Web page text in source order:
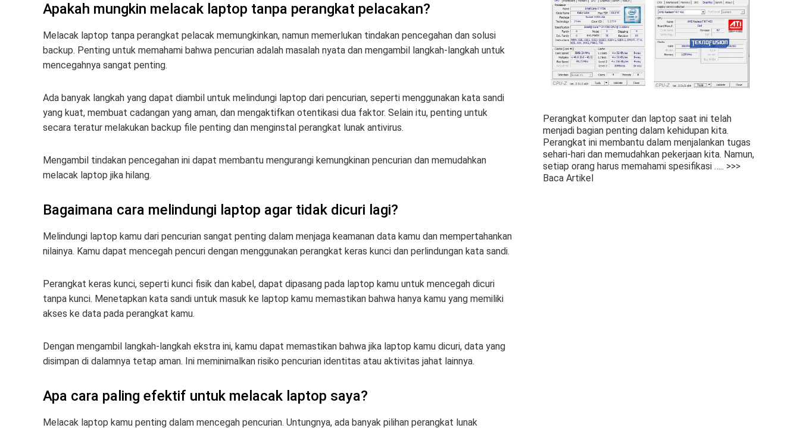
Apakah mungkin melacak laptop tanpa perangkat pelacakan?
Melacak laptop tanpa perangkat pelacak memungkinkan, namun memerlukan tindakan pencegahan dan solusi
backup. Penting untuk memahami bahwa pencurian adalah masalah nyata dan mengambil langkah-langkah untuk
mencegahnya sangat penting.
Ada banyak langkah yang dapat diambil untuk melindungi laptop dari pencurian, seperti menggunakan kata sandi
yang kuat, membuat cadangan yang aman, dan mengaktifkan otentikasi dua faktor. Selain itu, penting untuk
secara teratur melakukan backup file penting dan menginstal perangkat lunak antivirus.
Mengambil tindakan pencegahan ini dapat membantu mengurangi kemungkinan pencurian dan memudahkan
melacak laptop jika hilang.
Bagaimana cara melindungi laptop agar tidak dicuri lagi?
Melindungi laptop kamu dari pencurian sangat penting dalam menjaga keamanan data kamu dan mempertahankan
nilainya. Kamu dapat mencegah pencuri dengan menggunakan perangkat keras kunci dan perlindungan kata sandi.
Perangkat keras kunci, seperti kunci fisik dan kabel, dapat dipasang pada laptop kamu untuk mencegah dicuri
tanpa kunci. Menetapkan kata sandi untuk masuk ke laptop kamu memastikan bahwa hanya kamu yang memiliki
akses ke data pada perangkat kamu.
Dengan mengambil langkah-langkah ekstra ini, kamu dapat memastikan bahwa jika laptop kamu dicuri, data yang
disimpan di dalamnya tetap aman. Ini meminimalkan risiko pencurian identitas atau aktivitas jahat lainnya.
Apa cara paling efektif untuk melacak laptop saya?
Melacak laptop kamu penting dalam mencegah pencurian. Untungnya, ada banyak pilihan perangkat lunak
Perangkat komputer dan laptop saat ini telah
menjadi bagian penting dalam kehidupan kita.
Perangkat ini membantu dalam menjalankan tugas
sehari-hari dan memudahkan pekerjaan kita. Namun,
setiap orang harus memahami spesifikasi ….. >>>
Baca Artikel